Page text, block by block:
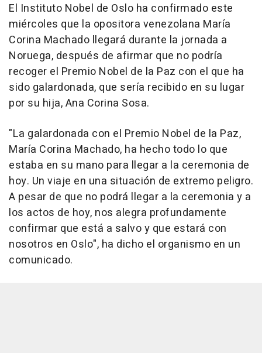
El Instituto Nobel de Oslo ha confirmado este
miércoles que la opositora venezolana María
Corina Machado llegará durante la jornada a
Noruega, después de afirmar que no podría
recoger el Premio Nobel de la Paz con el que ha
sido galardonada, que sería recibido en su lugar
por su hija, Ana Corina Sosa.
"La galardonada con el Premio Nobel de la Paz,
María Corina Machado, ha hecho todo lo que
estaba en su mano para llegar a la ceremonia de
hoy. Un viaje en una situación de extremo peligro.
A pesar de que no podrá llegar a la ceremonia y a
los actos de hoy, nos alegra profundamente
confirmar que está a salvo y que estará con
nosotros en Oslo", ha dicho el organismo en un
comunicado.